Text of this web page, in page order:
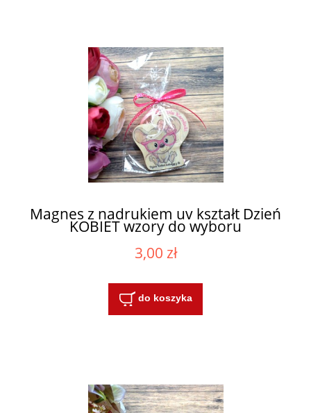
Magnes z nadrukiem uv kształt Dzień
KOBIET wzory do wyboru
3,00 zł
do koszyka